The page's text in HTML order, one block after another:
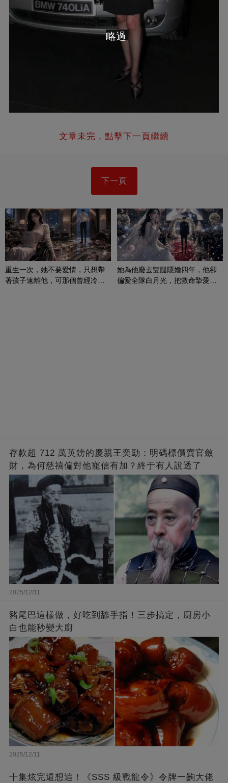
文章未完，點擊下一頁繼續
下一頁
重生一次，她不要愛情，只想帶
著孩子遠離他，可那個曾經冷漠
她為他廢去雙腿隱婚四年，他卻
偏愛全隊白月光，把救命摯愛當
存款超 712 萬英鎊的慶親王奕劻：明碼標價賣官斂
財，為何慈禧偏對他寵信有加？終于有人說透了
2025/12/11
豬尾巴這樣做，好吃到舔手指！三步搞定，廚房小
白也能秒變大廚
2025/12/11
十集炫完還想追！《SSS 級戰龍令》令牌一齣大佬
略過